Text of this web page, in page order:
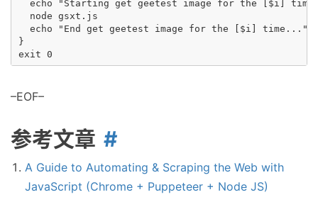
echo "Starting get geetest image for the [$i]
  node gsxt.js
  echo "End get geetest image for the [$i] time..."
}
–EOF–
参考文章
A Guide to Automating & Scraping the Web with
JavaScript (Chrome + Puppeteer + Node JS)